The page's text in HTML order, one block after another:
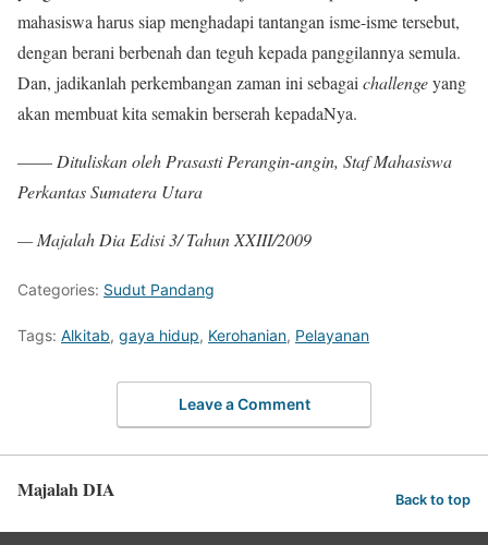
mahasiswa harus siap menghadapi tantangan isme-isme tersebut,
dengan berani berbenah dan teguh kepada panggilannya semula.
Dan, jadikanlah perkembangan zaman ini sebagai challengeyang
akan membuat kita semakin berserah kepadaNya.
—— Dituliskan oleh Prasasti Perangin-angin, Staf Mahasiswa
Perkantas Sumatera Utara
— Majalah Dia Edisi3/ Tahun XXIII/2009
Categories: Sudut Pandang
Tags: Alkitab, gaya hidup, Kerohanian, Pelayanan
Leave a Comment
Majalah DIA Back to top